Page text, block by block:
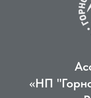
«НП